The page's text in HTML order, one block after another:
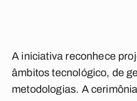
A iniciativa reconhece
âmbitos tecnológico, de
metodologias. A